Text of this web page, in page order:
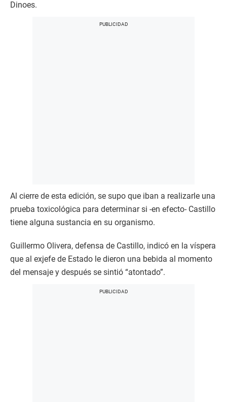
Dinoes.
Al cierre de esta edición, se supo que iban a realizarle una
prueba toxicológica para determinar si -en efecto- Castillo
tiene alguna sustancia en su organismo.
Guillermo Olivera, defensa de Castillo, indicó en la víspera
que al exjefe de Estado le dieron una bebida al momento
del mensaje y después se sintió “atontado”.